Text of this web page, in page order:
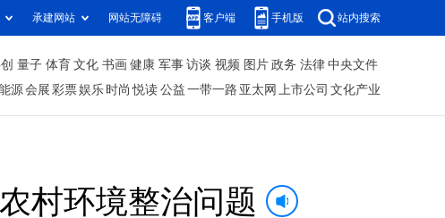
承建网站 网站无障碍 客户端 手机版 站内搜索
量子 体育 文化 书画 健康 军事 访谈 视频 图片 政务 法律 中央文件
源 会展 彩票娱乐 时尚 悦读 公益 一带一路 亚太网 上市公司 文化产业
村环境整治问题